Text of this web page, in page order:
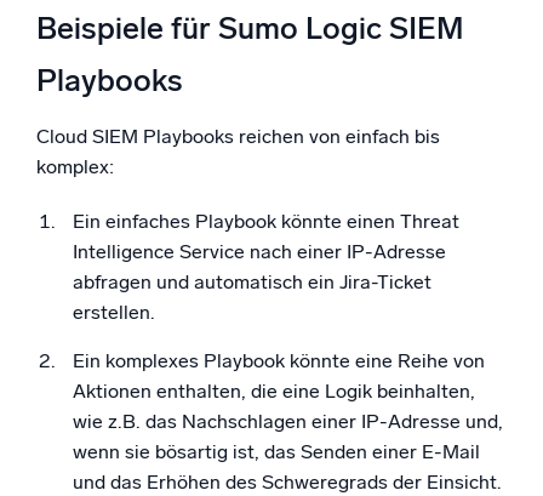
Beispiele für Sumo Logic SIEM
Playbooks
Cloud SIEM Playbooks reichen von einfach bis
komplex:
Ein einfaches Playbook könnte einen Threat
Intelligence Service nach einer IP-Adresse
abfragen und automatisch ein Jira-Ticket
erstellen.
Ein komplexes Playbook könnte eine Reihe von
Aktionen enthalten, die eine Logik beinhalten,
wie z.B. das Nachschlagen einer IP-Adresse und,
wenn sie bösartig ist, das Senden einer E-Mail
und das Erhöhen des Schweregrads der Einsicht.